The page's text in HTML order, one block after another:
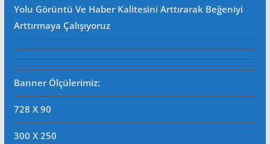
Yolu Görüntü Ve Haber Kalitesini Arttırarak Beğeniyi
Arttırmaya Çalışıyoruz
Banner Ölçülerimiz:
728 X 90
300 X 250